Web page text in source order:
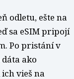
odletu, ešte na
sa eSIM pripojí
Po pristání v
ako
vieš na